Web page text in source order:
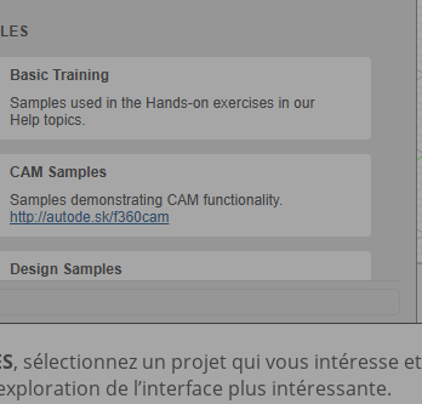
, sélectionnez un projet qui vous intéresse
de l’interface plus intéressante.